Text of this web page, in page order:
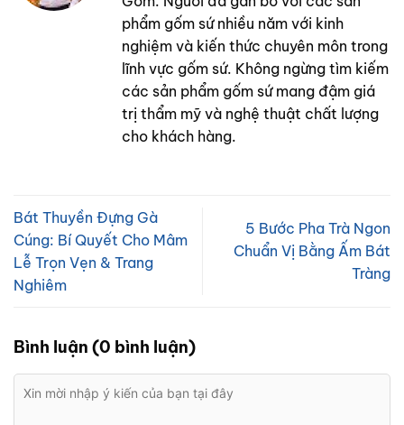
phẩm gốm sứ nhiều năm với kinh
nghiệm và kiến thức chuyên môn trong
lĩnh vực gốm sứ. Không ngừng tìm kiếm
các sản phẩm gốm sứ mang đậm giá
trị thẩm mỹ và nghệ thuật chất lượng
cho khách hàng.
Bát Thuyền Đựng Gà
Cúng: Bí Quyết Cho Mâm
Lễ Trọn Vẹn & Trang
Nghiêm
5 Bước Pha Trà Ngon
Chuẩn Vị Bằng Ấm Bát
Tràng
Bình luận (0 bình luận)